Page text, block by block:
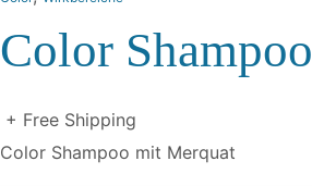
Color Shampoo
+ Free Shipping
Color Shampoo mit Merquat